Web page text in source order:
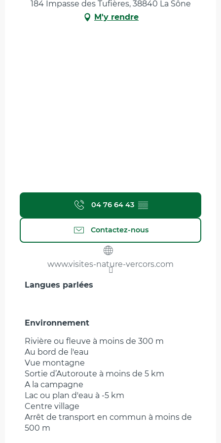
184 Impasse des Tufières, 38840 La Sône
M'y rendre
04 76 64 43 ▒▒
Contactez-nous
www.visites-nature-vercors.com
Langues parlées
Langues parlées
Environnement
Environnement
Rivière ou fleuve à moins de 300 m
Au bord de l'eau
Vue montagne
Sortie d’Autoroute à moins de 5 km
A la campagne
Lac ou plan d'eau à -5 km
Centre village
Arrêt de transport en commun à moins de
500 m